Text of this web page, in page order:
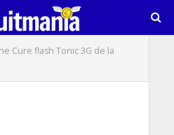
Cure flash Tonic 3G de la